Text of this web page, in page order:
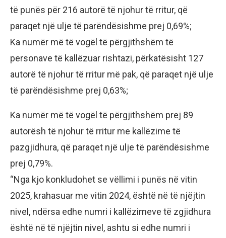
të punës për 216 autorë të njohur të rritur, që
paraqet një ulje të parëndësishme prej 0,69%;
Ka numër më të vogël të përgjithshëm të
personave të kallëzuar rishtazi, përkatësisht 127
autorë të njohur të rritur më pak, që paraqet një ulje
të parëndësishme prej 0,63%;
Ka numër më të vogël të përgjithshëm prej 89
autorësh të njohur të rritur me kallëzime të
pazgjidhura, që paraqet një ulje të parëndësishme
prej 0,79%.
“Nga kjo konkludohet se vëllimi i punës në vitin
2025, krahasuar me vitin 2024, është në të njëjtin
nivel, ndërsa edhe numri i kallëzimeve të zgjidhura
është në të njëjtin nivel, ashtu si edhe numri i